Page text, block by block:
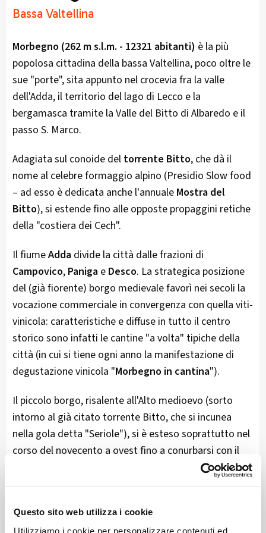
Questo sito web utilizza i cookie
Utilizziamo i cookie per personalizzare contenuti ed
Bassa Valtellina
Morbegno (262 m s.l.m. - 12321 abitanti) è la più
popolosa cittadina della bassa Valtellina, poco oltre le
sue "porte", sita appunto nel crocevia fra la valle
dell'Adda, il territorio del lago di Lecco e la
bergamasca tramite la Valle del Bitto di Albaredo e il
passo S. Marco.
Adagiata sul conoide del torrente Bitto, che dà il
nome al celebre formaggio alpino (Presidio Slow food
– ad esso è dedicata anche l'annuale Mostra del
Bitto), si estende fino alle opposte propaggini retiche
della "costiera dei Cech".
Il fiumeAdda divide la città dalle frazioni di
Campovico, Paniga e Desco. La strategica posizione
del (già fiorente) borgo medievale favorì nei secoli la
vocazione commerciale in convergenza con quella viti-
vinicola: caratteristiche e diffuse in tutto il centro
storico sono infatti le cantine "a volta" tipiche della
città (in cui si tiene ogni anno la manifestazione di
degustazione vinicola "Morbegno in cantina").
Il piccolo borgo, risalente all'Alto medioevo (sorto
intorno al già citato torrente Bitto, che si incunea
nella gola detta "Seriole"), si è esteso soprattutto nel
corso del novecento a ovest fino a conurbarsi con il
limitrofo comune di Cosio Valtellino e a est
analogamente con quello di Talamona (zona
Carico di storia e arte fatta di suggestivi scorci di